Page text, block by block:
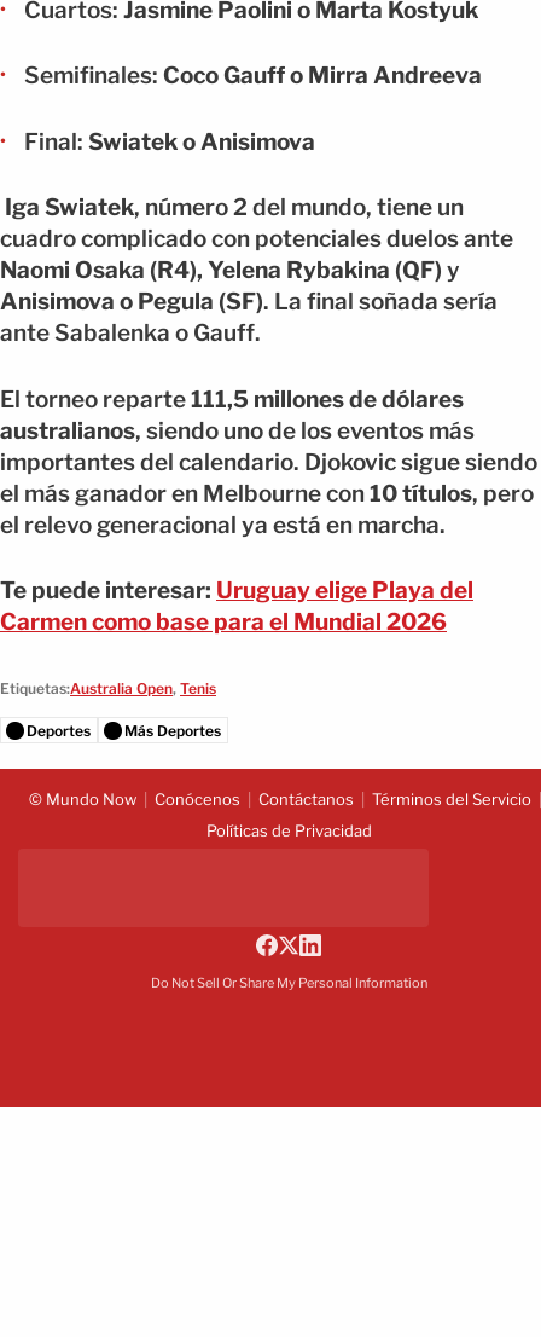
Cuartos: Jasmine Paolini o Marta Kostyuk
Semifinales: Coco Gauff o Mirra Andreeva
Final: Swiatek o Anisimova
Iga Swiatek, número 2 del mundo, tiene un
cuadro complicado con potenciales duelos ante
Naomi Osaka (R4), Yelena Rybakina (QF) y
Anisimova o Pegula (SF). La final soñada sería
ante Sabalenka o Gauff.
El torneo reparte111,5 millones de dólares
australianos, siendo uno de los eventos más
importantes del calendario. Djokovic sigue siendo
el más ganador en Melbourne con10 títulos, pero
el relevo generacional ya está en marcha.
Te puede interesar: Uruguay elige Playa del
Carmen como base para el Mundial 2026
Etiquetas:Australia Open, Tenis
Deportes Más Deportes
© Mundo Now Conócenos Contáctanos
Términos del Servicio
Políticas de Privacidad
Do Not Sell Or Share My Personal Information